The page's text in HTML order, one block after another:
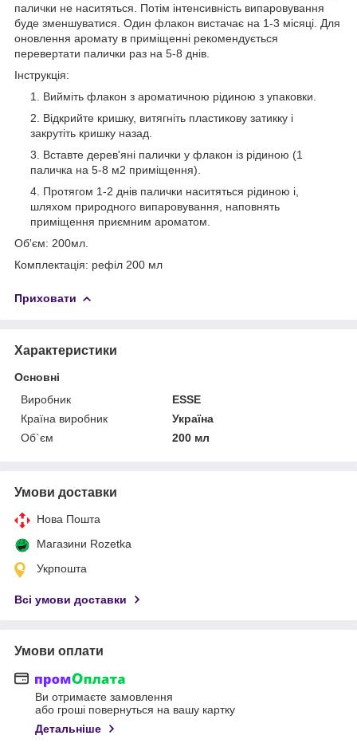
палички не наситяться. Потім інтенсивність випаровування
буде зменшуватися. Один флакон вистачає на 1-3 місяці. Для
оновлення аромату в приміщенні рекомендується
перевертати палички раз на 5-8 днів.
Інструкція:
Вийміть флакон з ароматичною рідиною з упаковки.
Відкрийте кришку, витягніть пластикову затикку і
закрутіть кришку назад.
Вставте дерев'яні палички у флакон із рідиною (1
паличка на 5-8 м2 приміщення).
Протягом 1-2 днів палички наситяться рідиною і,
шляхом природного випаровування, наповнять
приміщення приємним ароматом.
Об'єм: 200мл.
Комплектація: рефіл 200 мл
Приховати
Характеристики
Основні
Виробник
ESSE
Країна виробник
Україна
Об`єм
200 мл
Умови доставки
Нова Пошта
Магазини Rozetka
Укрпошта
Всі умови доставки
Умови оплати
Ви отримаєте замовлення
або гроші повернуться на вашу картку
Детальніше